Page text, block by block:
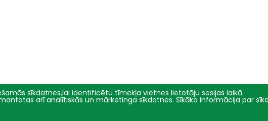
sīkdatnes,lai identificētu tīmekļa vietnes lietotāju sesijas laikā.
arī analītiskās un mārketinga sīkdatnes. Sīkāka informācija par